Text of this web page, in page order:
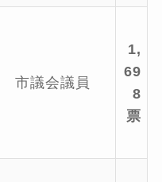
市議会議員
1,
69
8
票